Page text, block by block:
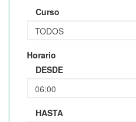
Curso
Horario
DESDE
HASTA